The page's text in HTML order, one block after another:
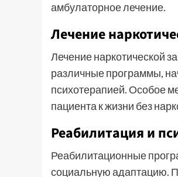
амбулаторное лечение.
Лечение
Лечение наркотической
различные программы,
психотерапией. Особое
пациента к жизни без
Реабилитация и
Реабилитационные
социальную адаптацию.